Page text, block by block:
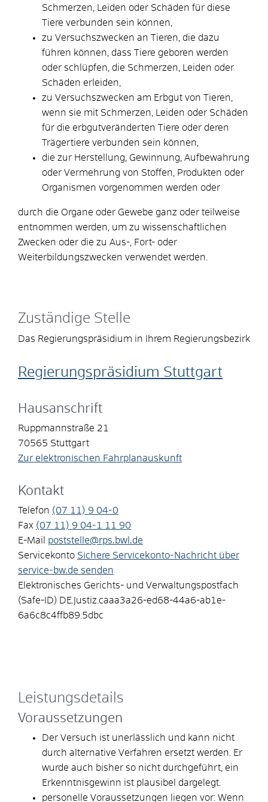
Schmerzen, Leiden oder Schäden für diese
Tiere verbunden sein können,
zu Versuchszwecken an Tieren, die dazu
führen können, dass Tiere geboren werden
oder schlüpfen, die Schmerzen, Leiden oder
Schäden erleiden,
zu Versuchszwecken am Erbgut von Tieren,
wenn sie mit Schmerzen, Leiden oder Schäden
für die erbgutveränderten Tiere oder deren
Trägertiere verbunden sein können,
die zur Herstellung, Gewinnung, Aufbewahrung
oder Vermehrung von Stoffen, Produkten oder
Organismen vorgenommen werden oder
durch die Organe oder Gewebe ganz oder teilweise
entnommen werden, um zu wissenschaftlichen
Zwecken oder die zu Aus-, Fort- oder
Weiterbildungszwecken verwendet werden.
Zuständige Stelle
Das Regierungspräsidium in Ihrem Regierungsbezirk
Regierungspräsidium Stuttgart
Hausanschrift
Ruppmannstraße 21
70565 Stuttgart
Zur elektronischen Fahrplanauskunft
Kontakt
Telefon (07 11) 9 04-0
Fax (07 11) 9 04-1 11
90
E-Mail
poststelle@rps.bwl.de
Servicekonto Sichere Servicekonto-Nachricht über
service-bw.de senden
Elektronisches Gerichts- und Verwaltungspostfach
(Safe-ID) DE.Justiz.caaa3a26-ed68-44a6-ab1e-
6a6c8c4ffb89.5dbc
Leistungsdetails
Voraussetzungen
Der Versuch ist unerlässlich und kann nicht
durch alternative Verfahren ersetzt werden. Er
wurde auch bisher so nicht durchgeführt, ein
Erkenntnisgewinn ist plausibel dargelegt.
personelle Voraussetzungen liegen vor: Wenn